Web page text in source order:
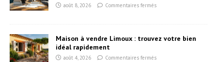
août 8, 2026 Commentaires fermés
Maison à vendre Limoux : trouvez votre bien
idéal rapidement
août 4, 2026 Commentaires fermés